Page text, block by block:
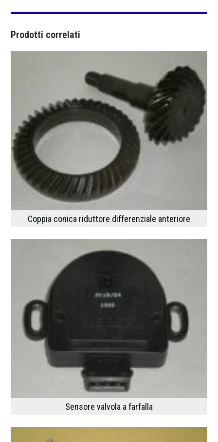
Prodotti correlati
Coppia conica riduttore differenziale anteriore
Sensore valvola a farfalla